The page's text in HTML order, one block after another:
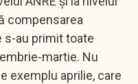
compensarea
s-au primit toate
martie. Nu
exemplu aprilie, care